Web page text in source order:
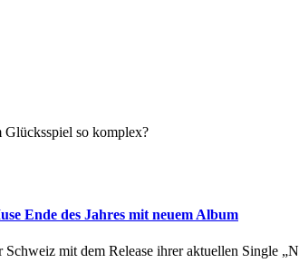
so komplex?
Ende des Jahres mit neuem Album
mit dem Release ihrer aktuellen Single